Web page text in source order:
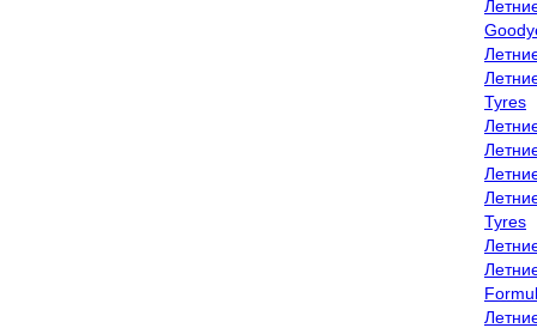
Tyres
Tyres